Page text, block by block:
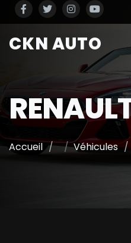
CKN AUTO
Accueil Véhicules